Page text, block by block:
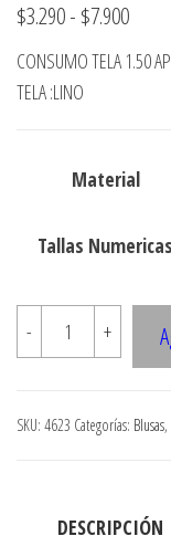
$3.290- $7.900Rango
de
hasta
$7.900
CONSUMO TELA 1.50
TELA :LINO
Material
Tallas Numericas
-
4623
Bluson
aplicacion
+
SKU: 4623 Categorías: Blusas,
DESCRIPCIÓN